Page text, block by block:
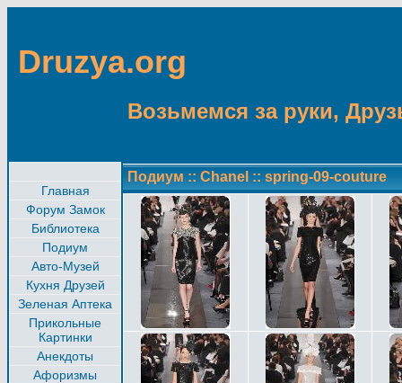
Druzya.org
Возьмемся за руки,
Главная
Форум Замок
Библиотека
Подиум
Авто-Музей
Кухня Друзей
Зеленая Аптека
Прикольные
Картинки
Анекдоты
Афоризмы
Подиум :: Chanel :: spring-09-couture